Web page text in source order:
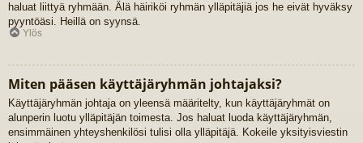
haluat liittyä ryhmään. Älä häiriköi ryhmän ylläpitäjiä jos he eivät hyväksy
pyyntöäsi. Heillä on syynsä.
Ylös
Miten pääsen käyttäjäryhmän johtajaksi?
Käyttäjäryhmän johtaja on yleensä määritelty, kun käyttäjäryhmät on
alunperin luotu ylläpitäjän toimesta. Jos haluat luoda käyttäjäryhmän,
ensimmäinen yhteyshenkilösi tulisi olla ylläpitäjä. Kokeile yksityisviestin